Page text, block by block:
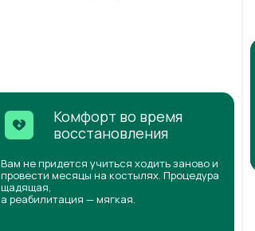
Комфорт во время
восстановления
Вам не придется учиться ходить заново и
провести месяцы на костылях. Процедура
щадящая,
а реабилитация — мягкая.